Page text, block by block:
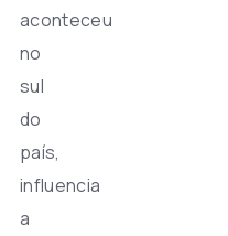
aconteceu
no
sul
do
país,
influencia
a